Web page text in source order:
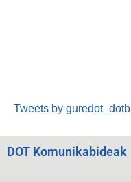
Tweets by guredot_dotb
DOT Komunikabideak